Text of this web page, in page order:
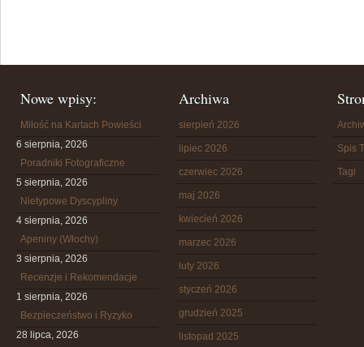
Nowe wpisy:
Miłość na Kartach Powieści
6 sierpnia, 2026
Poradniki Fotograficzne
5 sierpnia, 2026
Nietypowe Dyscypliny
4 sierpnia, 2026
Apeniny (Włochy)
3 sierpnia, 2026
Recenzje i Rekomendacje
1 sierpnia, 2026
Bezpieczeństwo i Ryzyko
28 lipca, 2026
Archiwa
sierpień 2026
lipiec 2026
czerwiec 2026
maj 2026
kwiecień 2026
marzec 2026
luty 2026
styczeń 2026
grudzień 2025
listopad 2025
Spis
Tagi